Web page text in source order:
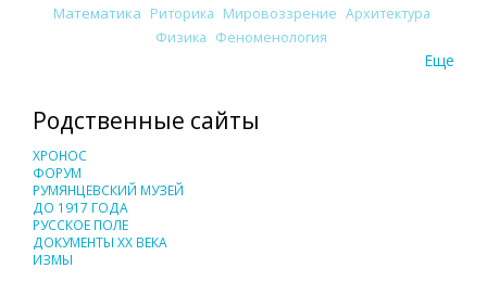
Математика Риторика Мировоззрение Архитектура
Физика Феноменология
Еще
Родственные сайты
ХРОНОС
ФОРУМ
РУМЯНЦЕВСКИЙ МУЗЕЙ
ДО 1917 ГОДА
РУССКОЕ ПОЛЕ
ДОКУМЕНТЫ XX ВЕКА
ИЗМЫ